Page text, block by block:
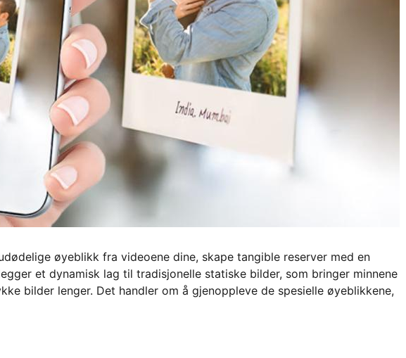
øyeblikk fra videoene dine, skape tangible reserver med en
et dynamisk lag til tradisjonelle statiske bilder, som bringer minnene
bilder lenger. Det handler om å gjenoppleve de spesielle øyeblikkene,